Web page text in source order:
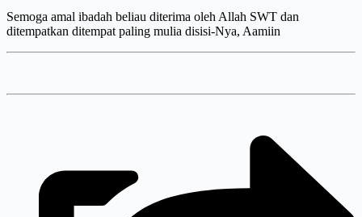
Semoga amal ibadah beliau diterima oleh Allah SWT dan
ditempatkan ditempat paling mulia disisi-Nya, Aamiin